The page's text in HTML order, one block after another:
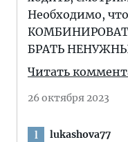
Необходимо,
БРАТЬ
Читать
26 октября 2023
l lukashova77